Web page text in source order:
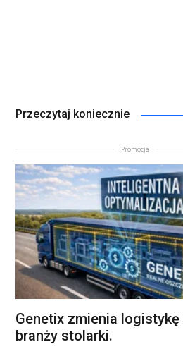
Przeczytaj koniecznie
Promocja
Genetix zmienia
branży stolarki.